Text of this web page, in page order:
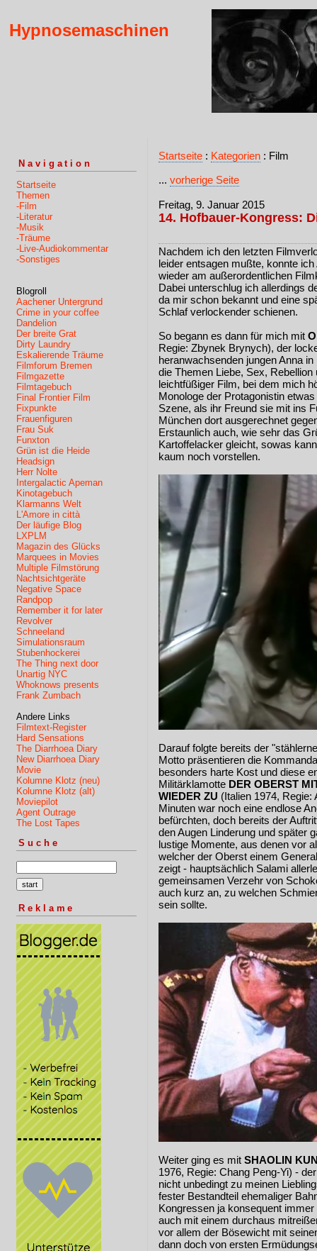
Hypnosemaschinen
Navigation
Startseite
Themen
-Film
-Literatur
-Musik
-Träume
-Live-Audiokommentar
-Sonstiges
Blogroll
Aachener Untergrund
Crime in your coffee
Dandelion
Der breite Grat
Dirty Laundry
Eskalierende Träume
Filmforum Bremen
Filmgazette
Filmtagebuch
Final Frontier Film
Fixpunkte
Frauenfiguren
Frau Suk
Funxton
Grün ist die Heide
Headsign
Herr Nolte
Intergalactic Apeman
Kinotagebuch
Klarmanns Welt
L'Amore in città
Der läufige Blog
LXPLM
Magazin des Glücks
Marquees in Movies
Multiple Filmstörung
Nachtsichtgeräte
Negative Space
Randpop
Remember it for later
Revolver
Schneeland
Simulationsraum
Stubenhockerei
The Thing next door
Unartig NYC
Whoknows presents
Frank Zumbach
Andere Links
Filmtext-Register
Hard Sensations
The Diarrhoea Diary
New Diarrhoea Diary
Movie
Kolumne Klotz (neu)
Kolumne Klotz (alt)
Moviepilot
Agent Outrage
The Lost Tapes
Suche
Reklame
Startseite : Kategorien : Film
... vorherige Seite
Freitag, 9. Januar 2015
14. Hofbauer-Kongress:
Nachdem ich den letzten
leider entsagen mußte, konnte
wieder am außerordentlichen
Dabei unterschlug ich allerdings
da mir schon bekannt und eine
Schlaf verlockender schienen.
So begann es dann für mich mit
Regie: Zbynek Brynych), der
heranwachsenden jungen Anna
die Themen Liebe, Sex,
leichtfüßiger Film, bei dem mich
Monologe der Protagonistin
Szene, als ihr Freund sie mit ins
München dort ausgerechnet
Erstaunlich auch, wie sehr das
Kartoffelacker gleicht, sowas
kaum noch vorstellen.
Darauf folgte bereits der
Motto präsentieren die
besonders harte Kost und diese
Militärklamotte DER OBERST
WIEDER ZU (Italien 1974, Regie:
Minuten war noch eine endlose
befürchten, doch bereits der
den Augen Linderung und später
lustige Momente, aus denen vor
welcher der Oberst einem
zeigt - hauptsächlich Salami
gemeinsamen Verzehr von
auch kurz an, zu welchen
sein sollte.
Weiter ging es mit SHAOLIN
1976, Regie: Chang Peng-Yi) -
nicht unbedingt zu meinen
fester Bestandteil ehemaliger
Kongressen ja konsequent
auch mit einem durchaus
vor allem der Bösewicht mit
dann doch von ersten